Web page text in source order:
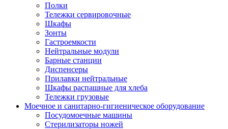
Полки
Тележки сервировочные
Шкафы
Зонты
Гастроемкости
Нейтральные модули
Барные станции
Диспенсеры
Прилавки нейтральные
Шкафы распашные для хлеба
Тележки грузовые
Моечное и санитарно-гигиеническое оборудование
Посудомоечные машины
Стерилизаторы ножей